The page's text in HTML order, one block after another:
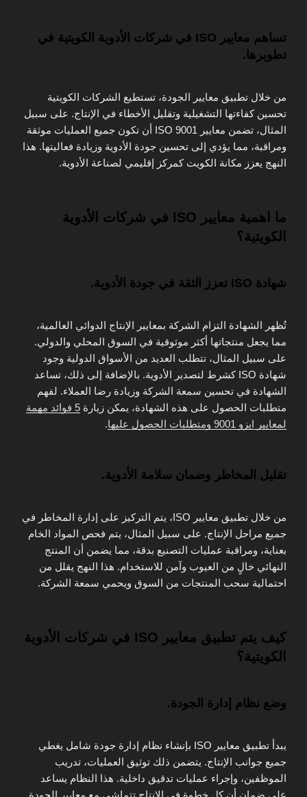
تساهم معايير ISO في شركات الأدوية الكويتية في
تطويرها.
من خلال تطبيق معايير الجودة، تستطيع الشركات الكويتية
تحسين كفاءتها التشغيلية وتقليل الأخطاء في الإنتاج. على سبيل
المثال، تضمن معايير ISO 9001 أن تكون جميع العمليات موثقة
ومراقبة، مما يؤدي إلى تحسين جودة الأدوية وزيادة فعاليتها. هذا
النهج يعزز مكانة الكويت كمركز إقليمي لصناعة الأدوية.
ما اهمية معايير ISO في شركات الأدوية
الكويتية؟
شهادة ISO تعزز الثقة في جودة الأدوية.
تُظهر الشهادة التزام الشركة بمعايير الإنتاج الدوائي العالمية،
مما يجعل منتجاتها أكثر موثوقية في السوق المحلي والدولي.
على سبيل المثال، تتطلب العديد من الأسواق الدولية وجود
شهادة ISO كشرط لتصدير الأدوية. بالإضافة إلى ذلك، تساعد
الشهادة في تحسين سمعة الشركة وزيادة رضا العملاء. لفهم
متطلبات الحصول على هذه الشهادة، يمكن زيارة
5 فوائد مهمة
لمعايير ايزو 9001 ومتطلبات الحصول عليها
.
تقليل المخاطر وضمان سلامة الأدوية.
من خلال تطبيق معايير ISO، يتم التركيز على إدارة المخاطر في
جميع مراحل الإنتاج. على سبيل المثال، يتم فحص المواد الخام
بعناية، ومراقبة عمليات التصنيع بدقة، مما يضمن أن المنتج
النهائي خالٍ من العيوب وآمن للاستخدام. هذا النهج يقلل من
احتمالية سحب المنتجات من السوق ويحمي سمعة الشركة.
كيف يتم تطبيق معايير ISO في شركات الأدوية
الكويتية؟
وضع نظام إدارة الجودة.
يبدأ تطبيق معايير ISO بإنشاء نظام إدارة جودة شامل يغطي
جميع جوانب الإنتاج. يتضمن ذلك توثيق العمليات، تدريب
الموظفين، وإجراء عمليات تدقيق داخلية. هذا النظام يساعد